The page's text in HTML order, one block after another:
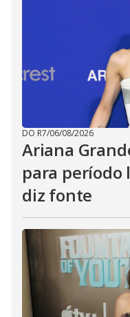
DO R7/06/08/2026
Ariana
para período
diz fonte